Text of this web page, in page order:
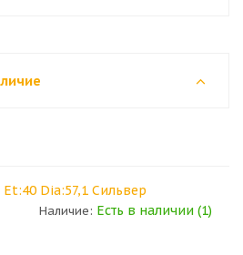
Dia:57,1 Сильвер
Наличие: Есть в наличии (1)